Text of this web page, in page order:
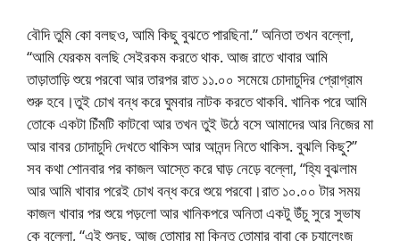
বৌদি তুমি কো বলছও, আমি কিছু বুঝতে পারছিনা.” অনিতা তখন বল্লো,
“আমি যেরকম বলছি সেইরকম করতে থাক. আজ রাতে খাবার আমি
তাড়াতাড়ি শুয়ে পরবো আর তারপর রাত ১১.০০ সমেয়ে চোদাচুদির প্রোগ্রাম
শুরু হবে।তুই চোখ বন্ধ করে ঘুমবার নাটক করতে থাকবি. খানিক পরে আমি
তোকে একটা চিঁমটি কাটবো আর তখন তুই উঠে বসে আমাদের আর নিজের মা
আর বাবর চোদাচুদি দেখতে থাকিস আর আনন্দ নিতে থাকিস. বুঝলি কিছু?”
সব কথা শোনবার পর কাজল আস্তে করে ঘাড় নেড়ে বল্লো, “হ্যি বুঝলাম
আর আমি খাবার পরেই চোখ বন্ধ করে শুয়ে পরবো।রাত ১০.০০ টার সময়
কাজল খাবার পর শুয়ে পড়লো আর খানিকপরে অনিতা একটু উঁচু সুরে সুভাষ
কে বল্লো, “এই শুনছ, আজ তোমার মা কিন্তু তোমার বাবা কে চ্যালেংজ